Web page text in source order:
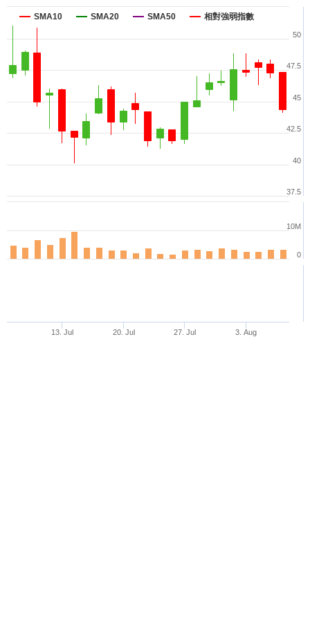
SMA10 SMA20 SMA50 相對強弱指數
13. Jul 20. Jul 27. Jul 3. Aug
37.5
40
42.5
45
47.5
50
0
10M